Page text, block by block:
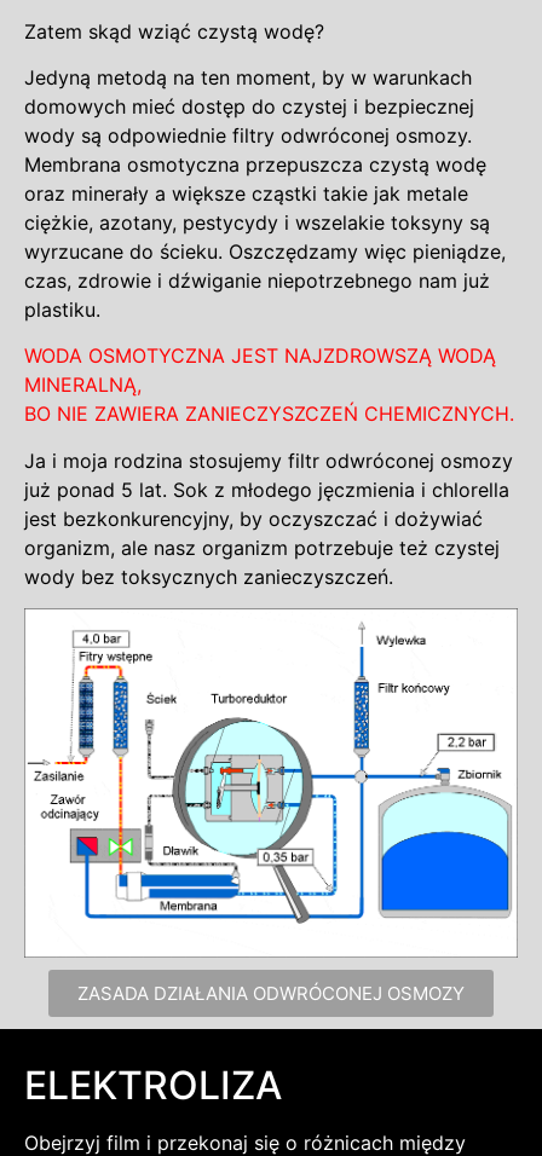
Zatem skąd wziąć czystą wodę?
Jedyną metodą na ten moment, by w warunkach
domowych mieć dostęp do czystej i bezpiecznej
wody są odpowiednie filtry odwróconej osmozy.
Membrana osmotyczna przepuszcza czystą wodę
oraz minerały a większe cząstki takie jak metale
ciężkie, azotany, pestycydy i wszelakie toksyny są
wyrzucane do ścieku. Oszczędzamy więc pieniądze,
czas, zdrowie i dźwiganie niepotrzebnego nam już
plastiku.
WODA OSMOTYCZNA JEST NAJZDROWSZĄ WODĄ
MINERALNĄ,
BO NIE ZAWIERA ZANIECZYSZCZEŃ CHEMICZNYCH.
Ja i moja rodzina stosujemy filtr odwróconej osmozy
już ponad 5 lat. Sok z młodego jęczmienia i chlorella
jest bezkonkurencyjny, by oczyszczać i dożywiać
organizm, ale nasz organizm potrzebuje też czystej
wody bez toksycznych zanieczyszczeń.
ZASADA DZIAŁANIA ODWRÓCONEJ OSMOZY
ELEKTROLIZA
Obejrzyj film i przekonaj się o różnicach między